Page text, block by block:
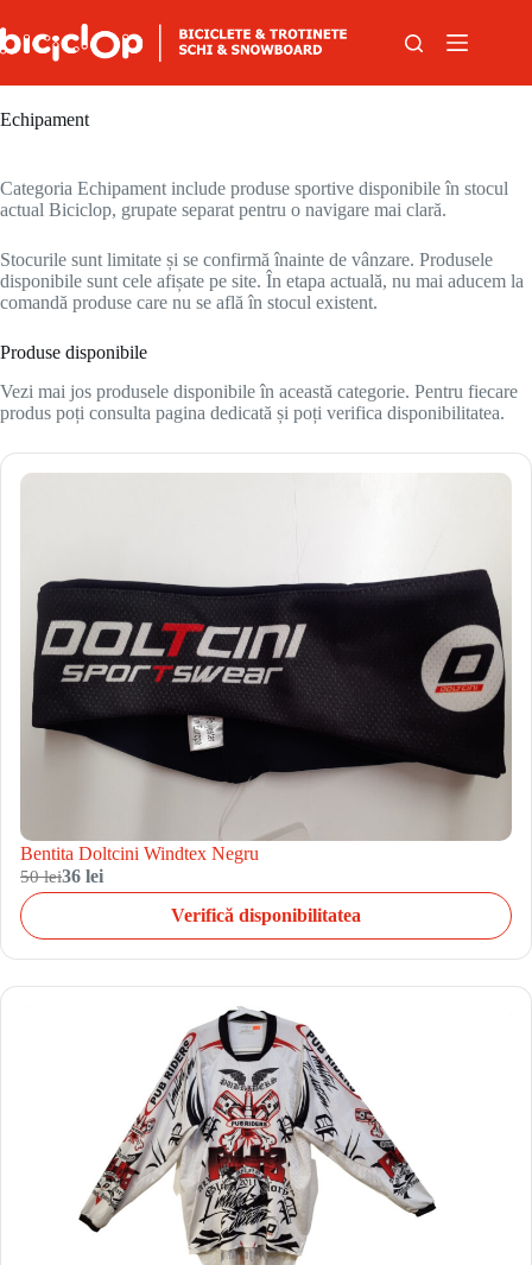
Echipament
Categoria Echipament include produse sportive disponibile în stocul
actual Biciclop, grupate separat pentru o navigare mai clară.
Stocurile sunt limitate și se confirmă înainte de vânzare. Produsele
disponibile sunt cele afișate pe site. În etapa actuală, nu mai aducem la
comandă produse care nu se află în stocul existent.
Produse disponibile
Vezi mai jos produsele disponibile în această categorie. Pentru fiecare
produs poți consulta pagina dedicată și poți verifica disponibilitatea.
Bentita Doltcini Windtex Negru
50 lei36 lei
Verifică disponibilitatea